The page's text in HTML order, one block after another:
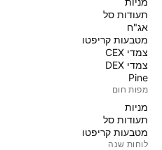
תעודות סל
אג"ח
מטבעות קריפטו
צמדי CEX
צמדי DEX
Pine
מפות חום
מניות‏
תעודות סל
מטבעות קריפטו
לוחות שנה